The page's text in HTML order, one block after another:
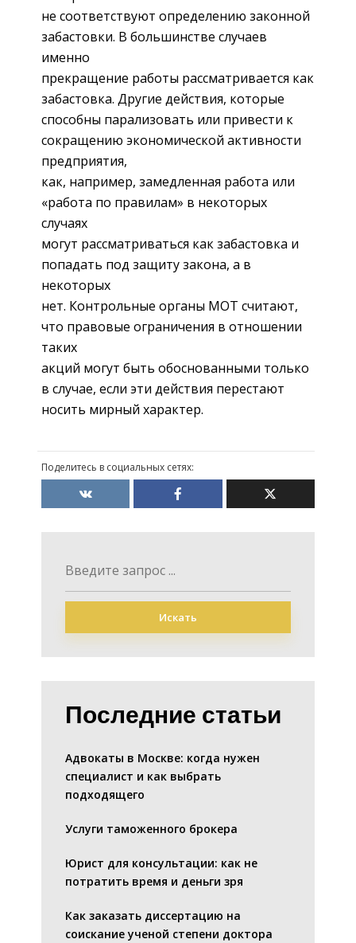
не соответствуют определению законной
забастовки. В большинстве случаев
именно
прекращение работы рассматривается как
забастовка. Другие действия, которые
способны парализовать или привести к
сокращению экономической активности
предприятия,
как, например, замедленная работа или
«работа по правилам» в некоторых
случаях
могут рассматриваться как забастовка и
попадать под защиту закона, а в
некоторых
нет. Контрольные органы МОТ считают,
что правовые ограничения в отношении
таких
акций могут быть обоснованными только
в случае, если эти действия перестают
носить мирный характер.
Поделитесь в социальных сетях:
Искать
Последние статьи
Адвокаты в Москве: когда нужен
специалист и как выбрать
подходящего
Услуги таможенного брокера
Юрист для консультации: как не
потратить время и деньги зря
Как заказать диссертацию на
соискание ученой степени доктора